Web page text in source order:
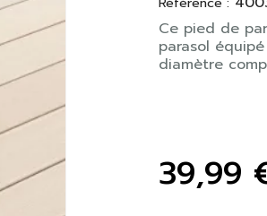
Ce pied de
parasol
diamètre
39,99